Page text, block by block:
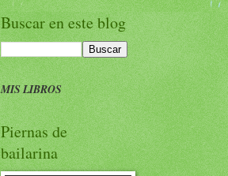
Buscar en este blog
MIS LIBROS
Piernas de
bailarina